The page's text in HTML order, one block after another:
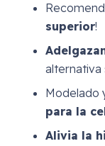
superior!
alternativa
Modelado
para la
Alivia la